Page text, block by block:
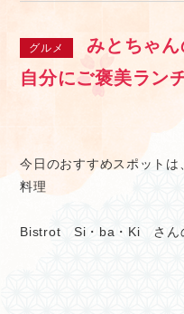
グルメ
みとちゃ
自分にご褒美ラン
今日のおすすめスポット
料理
Bistrot Si・ba・Ki さん